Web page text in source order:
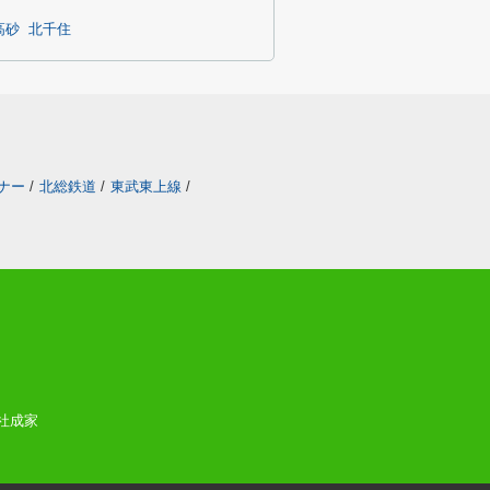
砂 北千住
ー / 北総鉄道 / 東武東上線 /
成家